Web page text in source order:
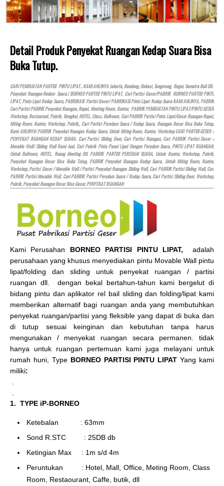
Detail Produk Penyekat Ruangan Kedap Suara Bisa
Buka Tutup.
CARI PEMBUATAN PARTISI PINTU LIPAT.. KAMI AHLINYA Jakarta, Bandung, Bekasi, Tangerang, Bogor, Sumatra Bali Dll.
Penyekat Ruangan Redam Suara.! BORNEO PARTISI PINTU LIPAT, Cari Partisi Geser/PABRIK BORNEO PARTISI PINTU
LIPAT, Pintu Lipat Kedap Suara, PABRIKASI Partisi Geser/ PABRIKASI Pintu Lipat Kedap Suara KAMI AHLINYA, PABRIK
Cari Partisi PABRIK Penyekat Ruangan, Rapat, Meeting Room, Kantor, PABRIK PEMBUATAN PINTU LIPAT/PINTU GESER
Workshop, Restaurant, Pabrik, Bengkel,HOTEL, Class, Ballroom, Cari PABRIK Partisi Pintu Lipat/Geser Ruangan Rapat,
Miting Room, Kantor, Workshop, Pabrik,, Cari Partisi Peredam Suara / Kedap Suara, Ruangan Besar Bisa Buka Tutup,
Kami AHLINYA! PABRIK Penyekat Ruangan Kedap Suara, Untuk Miting Room, Kantor, Workshop CARI PARTISI GESER /
PENYEKAT RUANGAN KEDAP SUARA. Cari Partisi Sliding Door, Cari Partisi Ruangan, Cari PABRIK Partisi Geser /
Movable Wall/ Sliding Wall Kami Jual, Cari Pabrik Pintu Panel Lipat Dengan Peredam Suara, PINTU LIPAT RUANGAN,
Untuk Ballroom,HOTEL, Ruang Meeting Dll. PABRIK PARTISI PEREDAM SUARA, Untuk Kantor, Workshop, Pabrik,
Penyekat Ruangan Besar Bisa Buka Tutup, PABRIK Penyekat Ruangan Kedap Suara, Untuk Miting Room, Kantor,
Workshop, Partisi Geser / Movable Wall / Partisi Penyekat Ruangan Sliding Wall, Cari PABRIK Partisi Sliding Wall, Cari
PABRIK Partisi Movable Wall, Cari PABRIK Partisi Peredam Suara / Kedap Suara, Cari Partisi Sliding Door, Workshop,
Pabrik, Penyekat Ruangan Besar Bisa Geser, PENYEKAT RUANGAN
Kami Perusahan BORNEO PARTISI PINTU LIPAT, adalah
perusahaan yang khusus menyediakan pintu Movable Wall pintu
lipat/folding dan sliding untuk penyekat ruangan / partisi
ruangan dll. dengan bekal bertahun-tahun kami bergelut di
bidang pintu dan aplikator rel bail sliding dan folding/lipat kami
memberikan alternatif bagi ruangan anda yang membutuhkan
penyekat ruangan/partisi yang fleksible yang dapat di buka dan
di tutup sesuai keinginan dan kebutuhan tanpa harus
mengunakan / menyekat ruangan secara permanen. tidak
hanya untuk ruangan pertemuan kami juga melayani untuk
rumah huni, Type BORNEO PARTISI PINTU LIPAT Yang kami
miliki:
1. TYPE iP-BORNEO
Ketebalan : 63mm
Sond R.STC : 25DB db
Ketingian Max : 1m s/d 4m
Peruntukan : Hotel, Mall, Office, Meting Room, Class
Room, Restaourant, Caffe, butik, dll